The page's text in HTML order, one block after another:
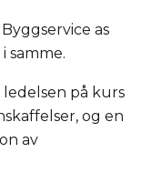
as
samme.
på kurs
og en
av